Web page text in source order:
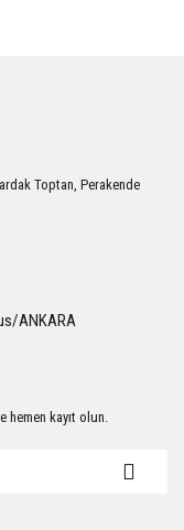
Toptan, Perakende
ANKARA
hemen kayıt olun.